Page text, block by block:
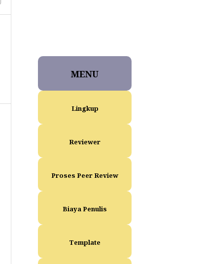
MENU
Lingkup
Reviewer
Proses Peer Review
Biaya Penulis
Template